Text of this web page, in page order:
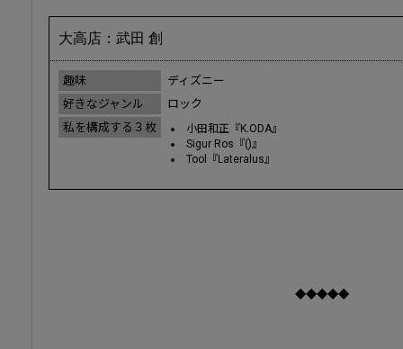
大高店：武田 創
趣味
ディズニー
好きなジャンル
ロック
私を構成する３枚
小田和正『K.ODA』
Sigur Ros『()』
Tool『Lateralus』
◆◆◆◆◆